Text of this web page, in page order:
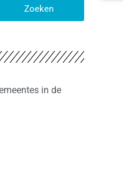
Zoeken
in de